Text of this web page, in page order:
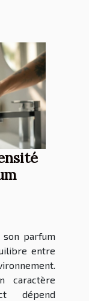
parfum
entre
caractère
dépend